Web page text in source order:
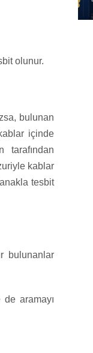
olunur.
bulunan
içinde
tarafından
kablar
tesbit
bulunanlar
aramayı